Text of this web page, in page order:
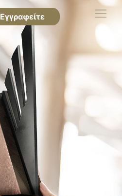
Εγγραφείτε